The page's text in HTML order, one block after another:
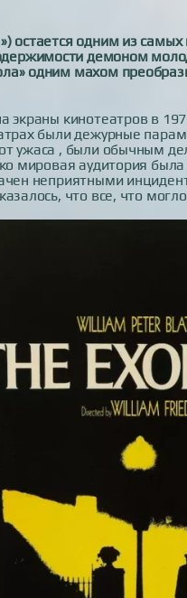
остается одним из
демоном
одним махом
кинотеатров в
были дежурные
ужаса , были обычным
мировая аудитория
неприятными
что все, что